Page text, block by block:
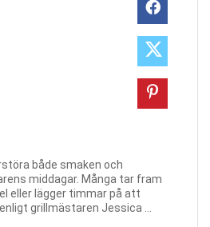
både smaken och
middagar. Många tar fram
eller lägger timmar på att
grillmästaren Jessica ...